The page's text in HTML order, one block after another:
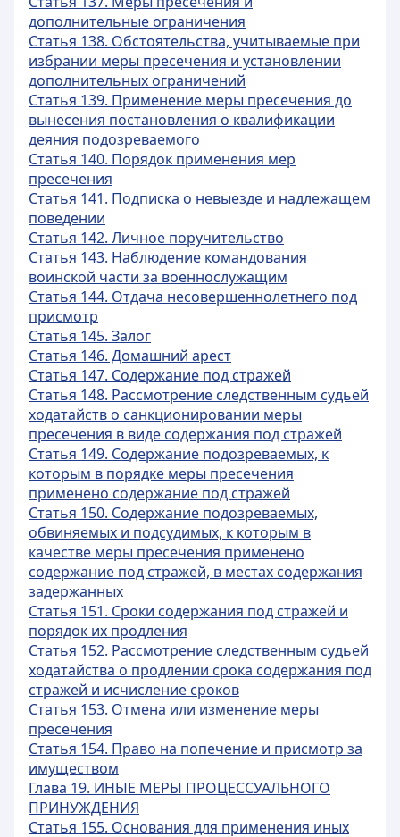
дополнительные ограничения
Статья 138. Обстоятельства, учитываемые при
избрании меры пресечения и установлении
дополнительных ограничений
Статья 139. Применение меры пресечения до
вынесения постановления о квалификации
деяния подозреваемого
Статья 140. Порядок применения мер
пресечения
Статья 141. Подписка о невыезде и надлежащем
поведении
Статья 142. Личное поручительство
Статья 143. Наблюдение командования
воинской части за военнослужащим
Статья 144. Отдача несовершеннолетнего под
присмотр
Статья 145. Залог
Статья 146. Домашний арест
Статья 147. Содержание под стражей
Статья 148. Рассмотрение следственным судьей
ходатайств о санкционировании меры
пресечения в виде содержания под стражей
Статья 149. Содержание подозреваемых, к
которым в порядке меры пресечения
применено содержание под стражей
Статья 150. Содержание подозреваемых,
обвиняемых и подсудимых, к которым в
качестве меры пресечения применено
содержание под стражей, в местах содержания
задержанных
Статья 151. Сроки содержания под стражей и
порядок их продления
Статья 152. Рассмотрение следственным судьей
ходатайства о продлении срока содержания под
стражей и исчисление сроков
Статья 153. Отмена или изменение меры
пресечения
Статья 154. Право на попечение и присмотр за
имуществом
Глава 19. ИНЫЕ МЕРЫ ПРОЦЕССУАЛЬНОГО
ПРИНУЖДЕНИЯ
Статья 155. Основания для применения иных